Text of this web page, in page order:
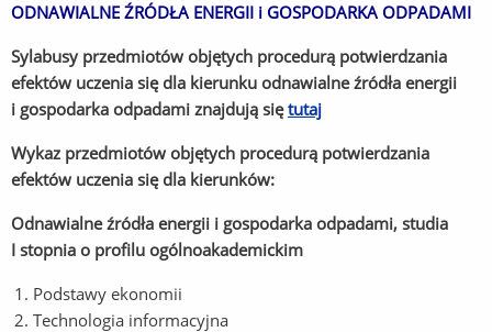
ODNAWIALNE ŹRÓDŁA ENERGII i GOSPODARKA ODPADAMI
Sylabusy przedmiotów objętych procedurą potwierdzania
efektów uczenia się dla kierunku odnawialne źródła energii
i gospodarka odpadami znajdują siętutaj
Wykaz przedmiotów objętych procedurą potwierdzania
efektów uczenia się dla kierunków:
Odnawialne źródła energii i gospodarka odpadami, studia
I stopnia o profilu ogólnoakademickim
Podstawy ekonomii
Technologia informacyjna